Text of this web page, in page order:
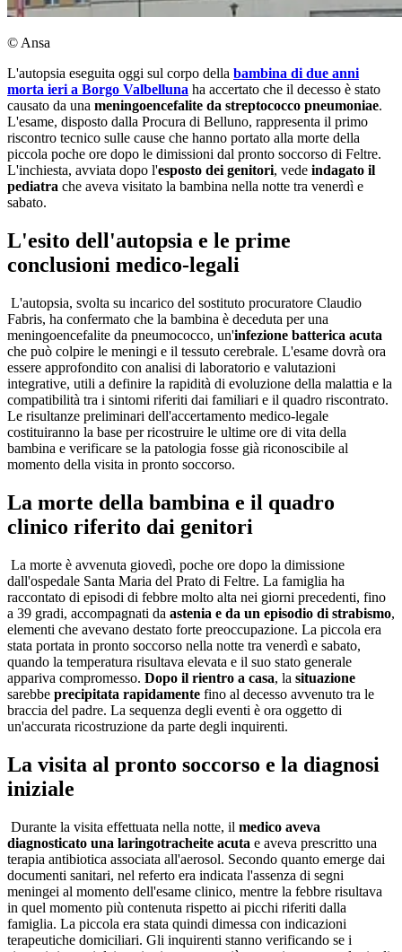
© Ansa
L'autopsia eseguita oggi sul corpo della bambina di due anni
morta ieri a Borgo Valbelluna ha accertato che il decesso è stato
causato da una meningoencefalite da streptococco pneumoniae.
L'esame, disposto dalla Procura di Belluno, rappresenta il primo
riscontro tecnico sulle cause che hanno portato alla morte della
piccola poche ore dopo le dimissioni dal pronto soccorso di Feltre.
L'inchiesta, avviata dopo l'esposto dei genitori, vede indagato il
pediatra che aveva visitato la bambina nella notte tra venerdì e
sabato.
L'esito dell'autopsia e le prime
conclusioni medico-legali
L'autopsia, svolta su incarico del sostituto procuratore Claudio
Fabris, ha confermato che la bambina è deceduta per una
meningoencefalite da pneumococco, un'infezione batterica acuta
che può colpire le meningi e il tessuto cerebrale. L'esame dovrà ora
essere approfondito con analisi di laboratorio e valutazioni
integrative, utili a definire la rapidità di evoluzione della malattia e la
compatibilità tra i sintomi riferiti dai familiari e il quadro riscontrato.
Le risultanze preliminari dell'accertamento medico-legale
costituiranno la base per ricostruire le ultime ore di vita della
bambina e verificare se la patologia fosse già riconoscibile al
momento della visita in pronto soccorso.
La morte della bambina e il quadro
clinico riferito dai genitori
La morte è avvenuta giovedì, poche ore dopo la dimissione
dall'ospedale Santa Maria del Prato di Feltre. La famiglia ha
raccontato di episodi di febbre molto alta nei giorni precedenti, fino
a 39 gradi, accompagnati da astenia e da un episodio di strabismo,
elementi che avevano destato forte preoccupazione. La piccola era
stata portata in pronto soccorso nella notte tra venerdì e sabato,
quando la temperatura risultava elevata e il suo stato generale
appariva compromesso. Dopo il rientro a casa, la situazione
sarebbe precipitata rapidamente fino al decesso avvenuto tra le
braccia del padre. La sequenza degli eventi è ora oggetto di
un'accurata ricostruzione da parte degli inquirenti.
La visita al pronto soccorso e la diagnosi
iniziale
Durante la visita effettuata nella notte, il medico aveva
diagnosticato una laringotracheite acuta e aveva prescritto una
terapia antibiotica associata all'aerosol. Secondo quanto emerge dai
documenti sanitari, nel referto era indicata l'assenza di segni
meningei al momento dell'esame clinico, mentre la febbre risultava
in quel momento più contenuta rispetto ai picchi riferiti dalla
famiglia. La piccola era stata quindi dimessa con indicazioni
terapeutiche domiciliari. Gli inquirenti stanno verificando se i